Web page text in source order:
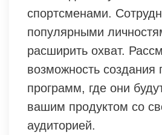
спортсменами.
популярными
расширить охват.
возможность создания
программ, где они
вашим продуктом со
аудиторией.